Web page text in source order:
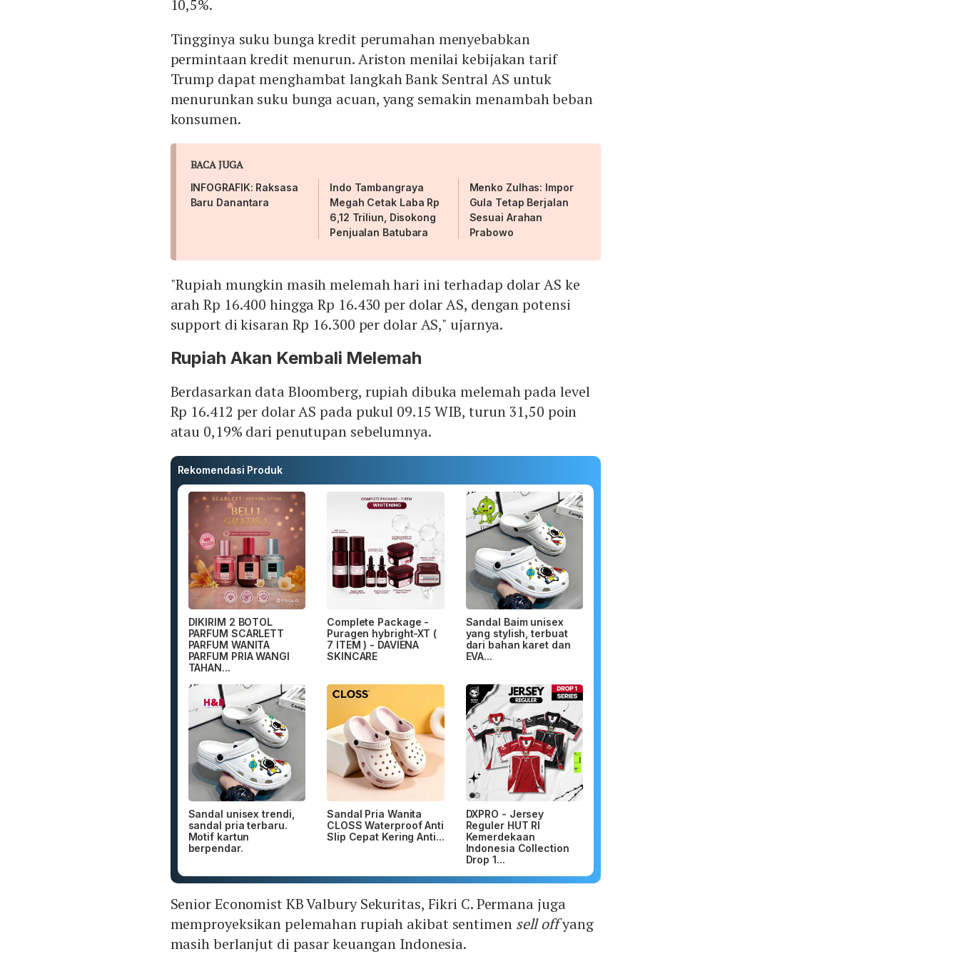
10,5%.
Tingginya suku bunga kredit perumahan menyebabkan
permintaan kredit menurun. Ariston menilai kebijakan tarif
Trump dapat menghambat langkah Bank Sentral AS untuk
menurunkan suku bunga acuan, yang semakin menambah beban
konsumen.
BACA JUGA
INFOGRAFIK: Raksasa
Baru Danantara
Indo Tambangraya
Megah Cetak Laba Rp
6,12 Triliun, Disokong
Penjualan Batubara
Menko Zulhas: Impor
Gula Tetap Berjalan
Sesuai Arahan
Prabowo
"Rupiah mungkin masih melemah hari ini terhadap dolar AS ke
arah Rp 16.400 hingga Rp 16.430 per dolar AS, dengan potensi
support di kisaran Rp 16.300 per dolar AS," ujarnya.
Rupiah Akan Kembali Melemah
Berdasarkan data Bloomberg, rupiah dibuka melemah pada level
Rp 16.412 per dolar AS pada pukul 09.15 WIB, turun 31,50 poin
atau 0,19% dari penutupan sebelumnya.
Rekomendasi Produk
DIKIRIM 2 BOTOL
PARFUM SCARLETT
PARFUM WANITA
PARFUM PRIA WANGI
TAHAN...
Complete Package -
Puragen hybright-XT (
7 ITEM ) - DAVIENA
SKINCARE
Sandal Baim unisex
yang stylish, terbuat
dari bahan karet dan
EVA...
Sandal unisex trendi,
sandal pria terbaru.
Motif kartun
berpendar.
Sandal Pria Wanita
CLOSS Waterproof Anti
Slip Cepat Kering Anti...
DXPRO - Jersey
Reguler HUT RI
Kemerdekaan
Indonesia Collection
Drop 1...
Senior Economist KB Valbury Sekuritas, Fikri C. Permana juga
memproyeksikan pelemahan rupiah akibat sentimen sell offyang
masih berlanjut di pasar keuangan Indonesia.